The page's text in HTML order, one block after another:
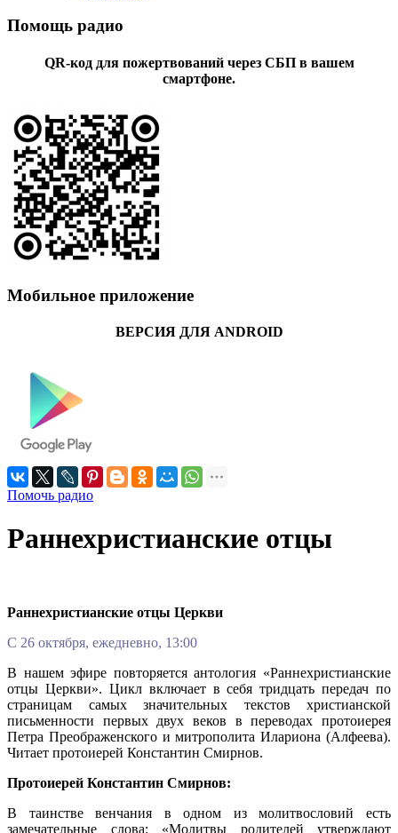
Помощь радио
QR-код для пожертвований через СБП в вашем
смартфоне.
Мобильное приложение
ВЕРСИЯ ДЛЯ ANDROID
Помочь радио
Раннехристианские отцы
Раннехристианские отцы Церкви
С 26 октября, ежедневно, 13:00
В нашем эфире повторяется антология «Раннехристианские
отцы Церкви». Цикл включает в себя тридцать передач по
страницам самых значительных текстов христианской
письменности первых двух веков в переводах протоиерея
Петра Преображенского и митрополита Илариона (Алфеева).
Читает протоиерей Константин Смирнов.
Протоиерей Константин Смирнов:
В таинстве венчания в одном из молитвословий есть
замечательные слова: «Молитвы родителей утверждают